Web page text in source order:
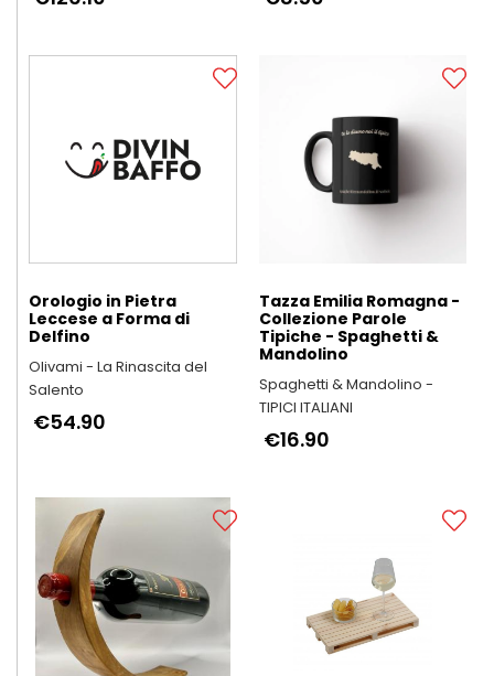
Orologio in Pietra
Leccese a Forma di
Delfino
Olivami - La Rinascita del
Salento
€54.90
Tazza Emilia Romagna -
Collezione Parole
Tipiche - Spaghetti &
Mandolino
Spaghetti & Mandolino -
TIPICI ITALIANI
€16.90